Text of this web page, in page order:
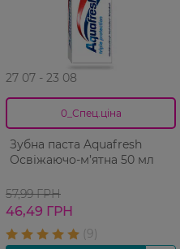
27 07 - 23 08
0_Спец.ціна
Зубна паста Aquafresh
Освіжаючо-м’ятна 50 мл
57,99 ГРН
46,49 ГРН